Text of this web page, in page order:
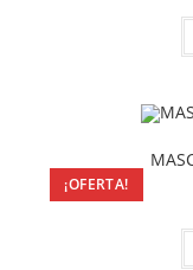
¡OFERTA!